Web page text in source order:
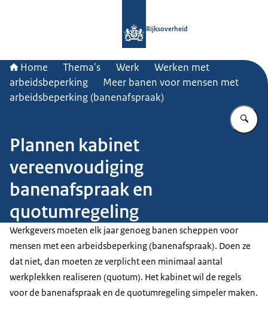
Rijksoverheid
Home Thema's Werk
Werken met
arbeidsbeperking
Meer banen voor mensen met
arbeidsbeperking (banenafspraak)
Plannen kabinet
vereenvoudiging
banenafspraak en
quotumregeling
Werkgevers moeten elk jaar genoeg banen scheppen voor
mensen met een arbeidsbeperking (banenafspraak). Doen ze
dat niet, dan moeten ze verplicht een minimaal aantal
werkplekken realiseren (quotum). Het kabinet wil de regels
voor de banenafspraak en de quotumregeling simpeler maken.